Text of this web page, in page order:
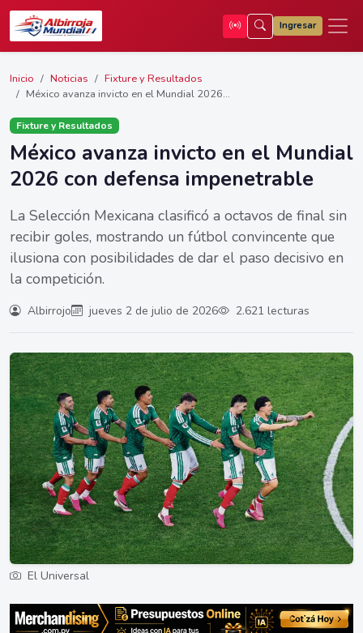
Ingresar
Inicio Noticias
Fixture y Resultados
México avanza invicto en el Mundial 2026...
Fixture y Resultados
México avanza invicto en el Mundial
2026 con defensa impenetrable
La Selección Mexicana clasificó a octavos de final sin
recibir goles, mostrando un fútbol convincente que
ilusiona con posibilidades de dar el paso decisivo en
la competición.
Albirrojo jueves 2 de julio de 2026 2.621 lecturas
El Universal